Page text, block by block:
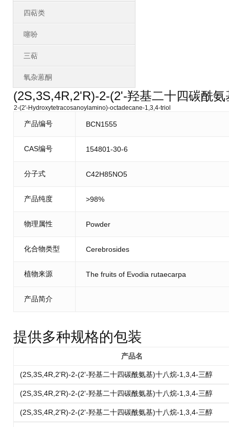
四萜类
噻吩
三萜
氧杂蒽酮
(2S,3S,4R,2'R)-2-(2'-羟基二十四碳酰
2-(2'-Hydroxytetracosanoylamino)-octadecane-1,3,4-triol
产品编号 BCN1555
CAS编号 154801-30-6
分子式 C42H85NO5
产品纯度 >98%
物理属性 Powder
化合物类型 Cerebrosides
植物来源 The fruits of Evodia rutaecarpa
产品简介
提供多种规格的包装
产品名
(2S,3S,4R,2'R)-2-(2'-羟基二十四碳酰氨基)十八烷-1,3,4-三醇
(2S,3S,4R,2'R)-2-(2'-羟基二十四碳酰氨基)十八烷-1,3,4-三醇
(2S,3S,4R,2'R)-2-(2'-羟基二十四碳酰氨基)十八烷-1,3,4-三醇